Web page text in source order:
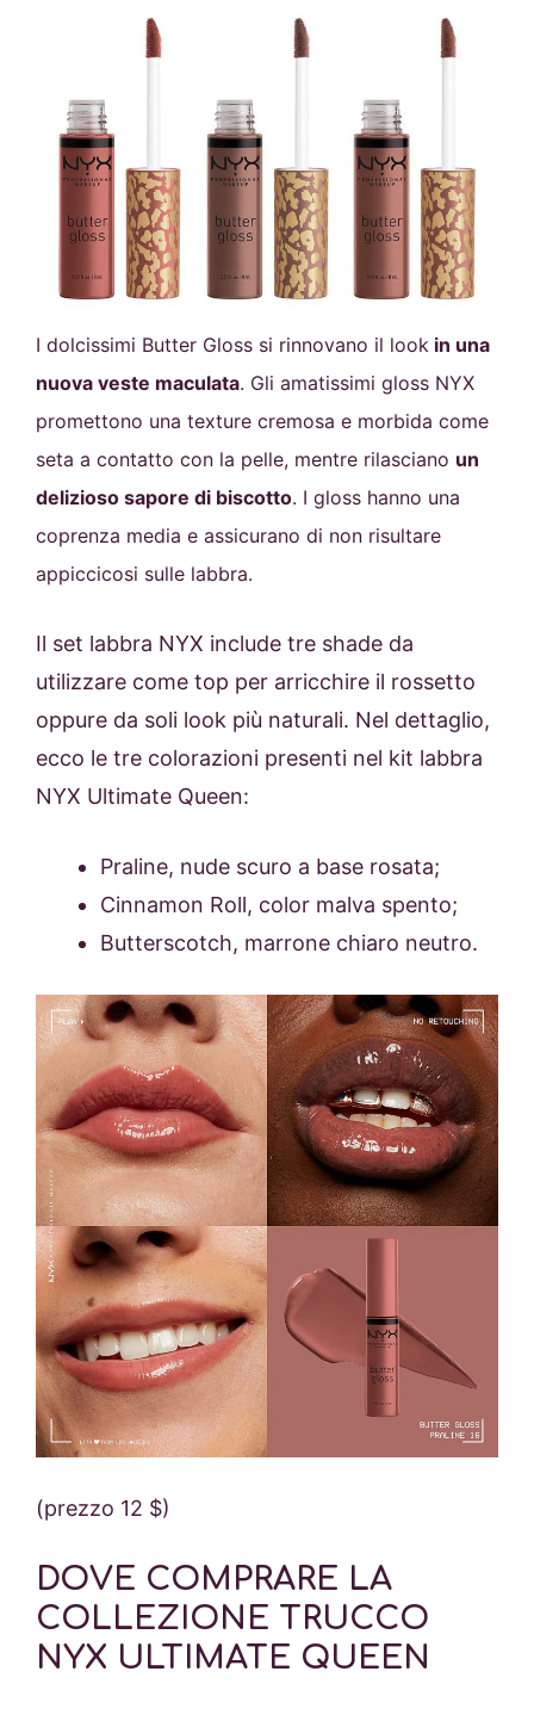
I dolcissimi Butter Gloss si rinnovano il look in una
nuova veste maculata. Gli amatissimi gloss NYX
promettono una texture cremosa e morbida come
seta a contatto con la pelle, mentre rilasciano un
delizioso sapore di biscotto. I gloss hanno una
coprenza media e assicurano di non risultare
appiccicosi sulle labbra.
Il set labbra NYX include tre shade da
utilizzare come top per arricchire il rossetto
oppure da soli look più naturali. Nel dettaglio,
ecco le tre colorazioni presenti nel kit labbra
NYX Ultimate Queen:
Praline, nude scuro a base rosata;
Cinnamon Roll, color malva spento;
Butterscotch, marrone chiaro neutro.
(prezzo 12 $)
DOVE COMPRARE LA
COLLEZIONE TRUCCO
NYX ULTIMATE QUEEN